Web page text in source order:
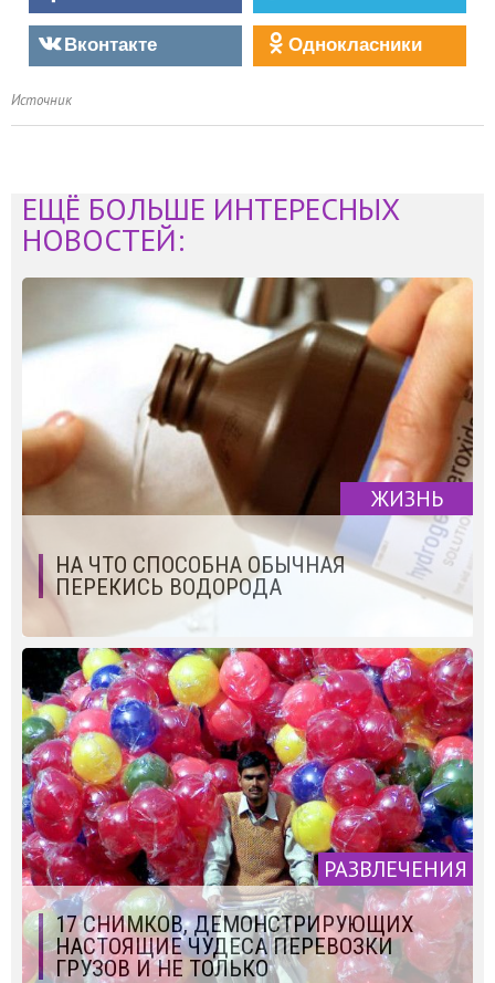
Вконтакте
Однокласники
Источник
ЕЩЁ БОЛЬШЕ ИНТЕРЕСНЫХ
НОВОСТЕЙ:
ЖИЗНЬ
НА ЧТО СПОСОБНА ОБЫЧНАЯ
ПЕРЕКИСЬ ВОДОРОДА
РАЗВЛЕЧЕНИЯ
17 СНИМКОВ, ДЕМОНСТРИРУЮЩИХ
НАСТОЯЩИЕ ЧУДЕСА ПЕРЕВОЗКИ
ГРУЗОВ И НЕ ТОЛЬКО